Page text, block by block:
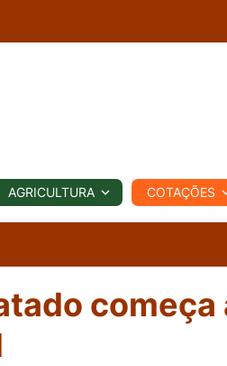
AGROTEMPO
Fotos
e
Vídeos
AGRICULTURA COTAÇÕES
começa